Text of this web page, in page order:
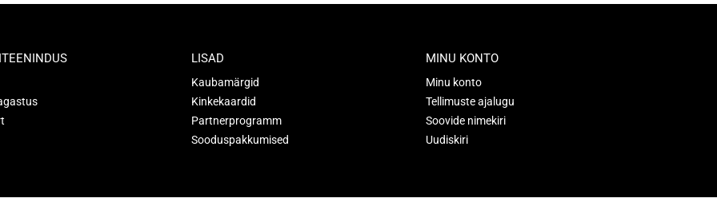
LISAD
Kaubamärgid
Kinkekaardid
Partnerprogramm
Sooduspakkumised
MINU KONTO
Minu konto
Tellimuste ajalugu
Soovide nimekiri
Uudiskiri